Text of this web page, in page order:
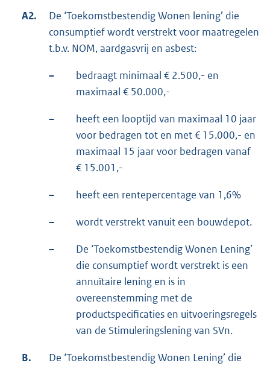
A2.
De ‘Toekomstbestendig Wonen lening’ die
consumptief wordt verstrekt voor maatregelen
t.b.v. NOM, aardgasvrij en asbest:
–
bedraagt minimaal € 2.500,- en
maximaal € 50.000,-
–
heeft een looptijd van maximaal 10 jaar
voor bedragen tot en met € 15.000,- en
maximaal 15 jaar voor bedragen vanaf
€ 15.001,-
– heeft een rentepercentage van 1,6%
– wordt verstrekt vanuit een bouwdepot.
–
De ‘Toekomstbestendig Wonen Lening’
die consumptief wordt verstrekt is een
annuïtaire lening en is in
overeenstemming met de
productspecificaties en uitvoeringsregels
van de Stimuleringslening van SVn.
B.
De ‘Toekomstbestendig Wonen Lening’ die